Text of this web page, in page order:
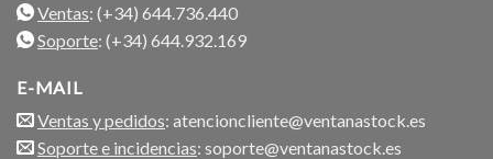
Ventas: (+34) 644.736.440
Soporte: (+34) 644.932.169
E-MAIL
Ventas y pedidos: atencioncliente@ventanastock.es
Soporte e incidencias: soporte@ventanastock.es